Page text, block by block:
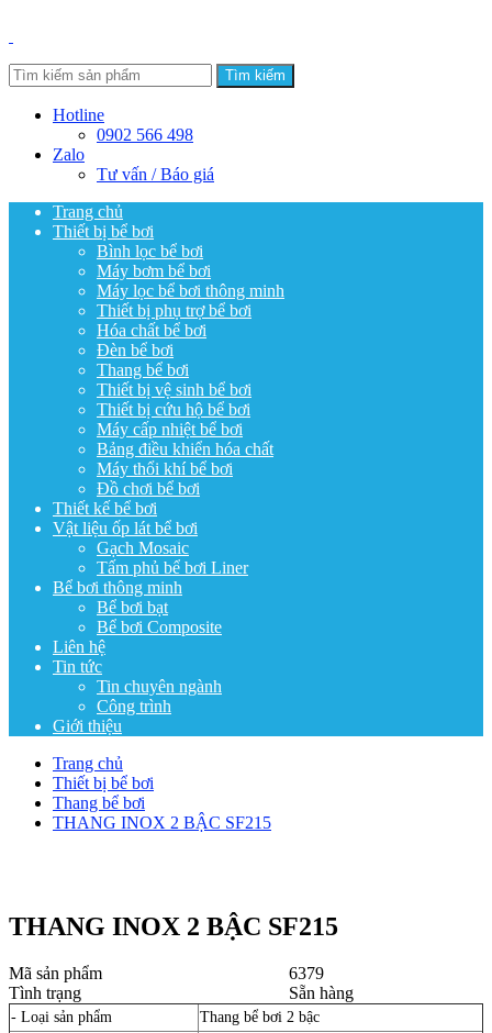
Tìm kiếm
Hotline
0902 566 498
Zalo
Tư vấn / Báo giá
Trang chủ
Thiết bị bể bơi
Bình lọc bể bơi
Máy bơm bể bơi
Máy lọc bể bơi thông minh
Thiết bị phụ trợ bể bơi
Hóa chất bể bơi
Đèn bể bơi
Thang bể bơi
Thiết bị vệ sinh bể bơi
Thiết bị cứu hộ bể bơi
Máy cấp nhiệt bể bơi
Bảng điều khiển hóa chất
Máy thổi khí bể bơi
Đồ chơi bể bơi
Thiết kế bể bơi
Vật liệu ốp lát bể bơi
Gạch Mosaic
Tấm phủ bể bơi Liner
Bể bơi thông minh
Bể bơi bạt
Bể bơi Composite
Liên hệ
Tin tức
Tin chuyên ngành
Công trình
Giới thiệu
Trang chủ
Thiết bị bể bơi
Thang bể bơi
THANG INOX 2 BẬC SF215
THANG INOX 2 BẬC SF215
Mã sản phẩm
6379
Tình trạng
Sẵn hàng
- Loại sản phẩm
Thang bể bơi 2 bậc